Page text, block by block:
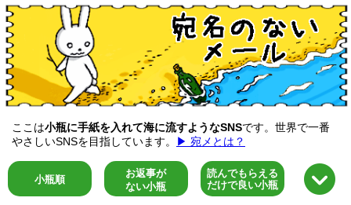
ここは小瓶に手紙を入れて海に流すようなSNSです。世界で一番
やさしいSNSを目指しています。
▶ 宛メとは？
小瓶順
お返事が
ない小瓶
読んでもらえる
だけで良い小瓶